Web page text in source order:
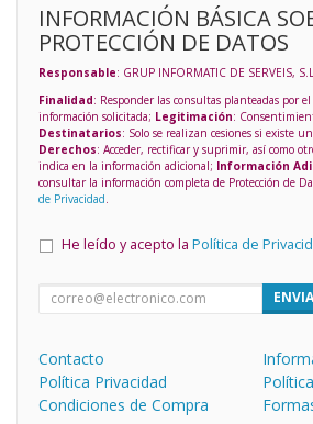
INFORMACIÓN BÁSICA
PROTECCIÓN DE DATOS
Responsable: GRUP INFORMATIC DE SERVEIS, S.L
Finalidad: Responder las consultas planteadas por
información solicitada; Legitimación:
Destinatarios: Solo se realizan cesiones si existe
Derechos: Acceder, rectificar y suprimir, así como
indica en la información adicional; Información
consultar la información completa de Protección de
de Privacidad
He leído y acepto la Política de
Contacto
Política Privacidad
Condiciones de Compra